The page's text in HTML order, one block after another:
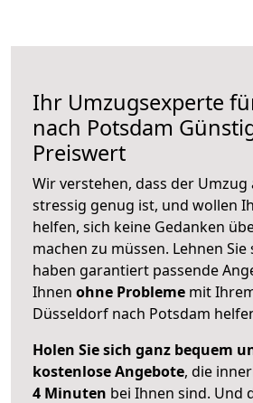
Ihr Umzugsexperte
nach Potsdam
Preiswert
Wir verstehen, dass der Umzug
stressig genug ist, und wollen
helfen, sich keine Gedanken
machen zu müssen. Lehnen
haben garantiert passende
Ihnen ohne Probleme mit
Düsseldorf nach Potsdam
Holen Sie sich ganz bequem
kostenlose Angebote, die
4 Minuten bei Ihnen sind. Und